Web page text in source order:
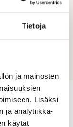
Tietoja
ja mainosten
Lisäksi
ja analytiikka-
käytät
webbing
you